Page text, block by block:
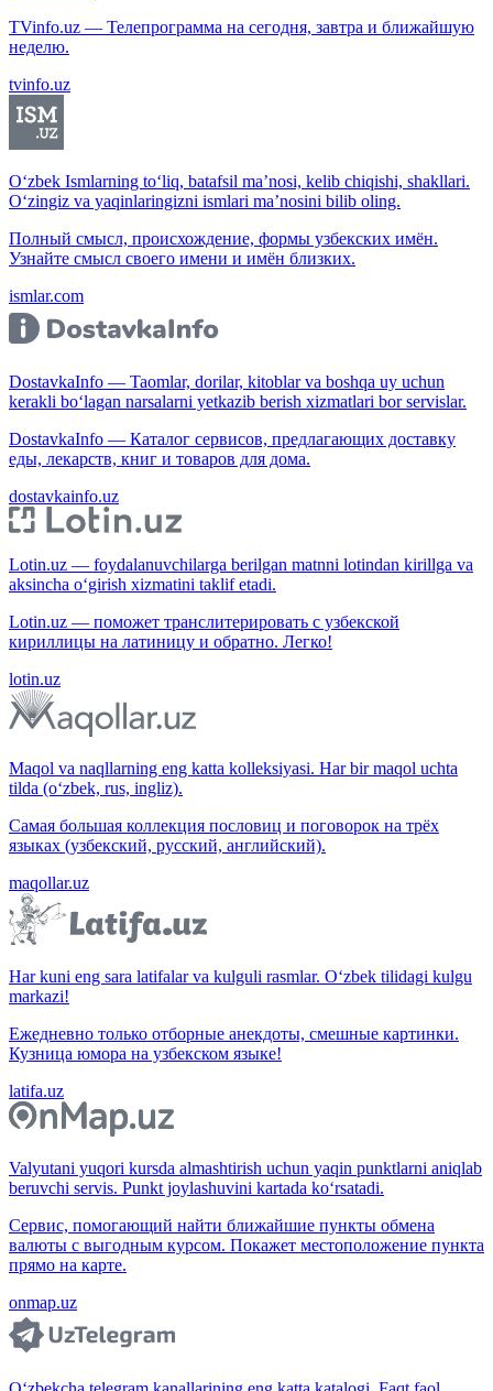
TVinfo.uz — Телепрограмма на сегодня, завтра и ближайшую
неделю.
tvinfo.uz
O‘zbek Ismlarning to‘liq, batafsil ma’nosi, kelib chiqishi, shakllari.
O‘zingiz va yaqinlaringizni ismlari ma’nosini bilib oling.
Полный смысл, происхождение, формы узбекских имён.
Узнайте смысл своего имени и имён близких.
ismlar.com
DostavkaInfo — Taomlar, dorilar, kitoblar va boshqa uy uchun
kerakli bo‘lagan narsalarni yetkazib berish xizmatlari bor servislar.
DostavkaInfo — Каталог сервисов, предлагающих доставку
еды, лекарств, книг и товаров для дома.
dostavkainfo.uz
Lotin.uz — foydalanuvchilarga berilgan matnni lotindan kirillga va
aksincha o‘girish xizmatini taklif etadi.
Lotin.uz — поможет транслитерировать с узбекской
кириллицы на латиницу и обратно. Легко!
lotin.uz
Maqol va naqllarning eng katta kolleksiyasi. Har bir maqol uchta
tilda (o‘zbek, rus, ingliz).
Самая большая коллекция пословиц и поговорок на трёх
языках (узбекский, русский, английский).
maqollar.uz
Har kuni eng sara latifalar va kulguli rasmlar. O‘zbek tilidagi kulgu
markazi!
Ежедневно только отборные анекдоты, смешные картинки.
Кузница юмора на узбекском языке!
latifa.uz
Valyutani yuqori kursda almashtirish uchun yaqin punktlarni aniqlab
beruvchi servis. Punkt joylashuvini kartada ko‘rsatadi.
Сервис, помогающий найти ближайшие пункты обмена
валюты с выгодным курсом. Покажет местоположение пункта
прямо на карте.
onmap.uz